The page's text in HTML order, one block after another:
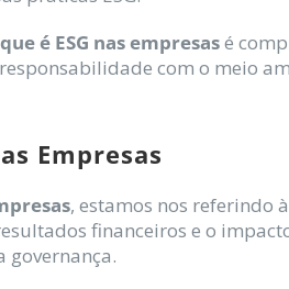
é ESG nas empresasé
com o meio
Empresas
, estamos nos referindo
financeiros e o
governança.